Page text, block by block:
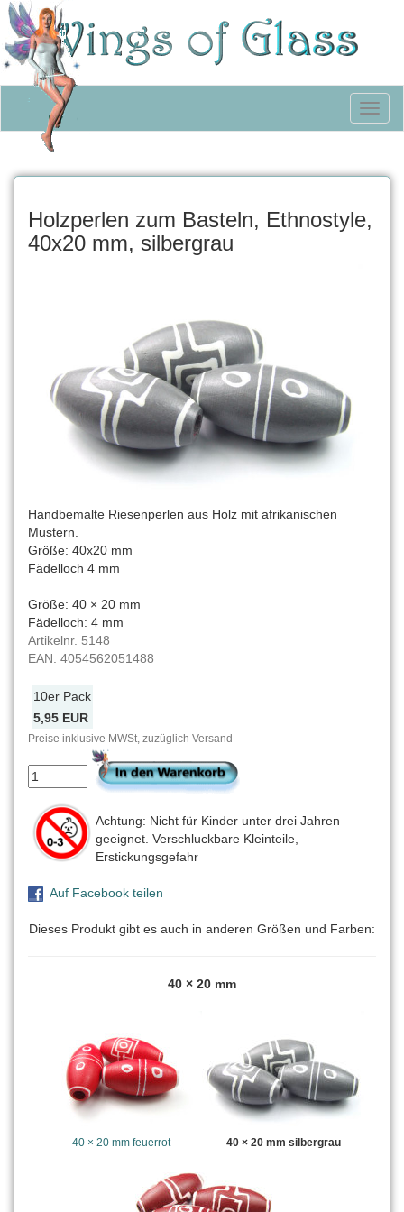
Holzperlen zum Basteln, Ethnostyle,
40x20 mm, silbergrau
Handbemalte Riesenperlen aus Holz mit afrikanischen
Mustern.
Größe: 40x20 mm
Fädelloch 4 mm
Größe: 40 × 20 mm
Fädelloch: 4 mm
Artikelnr. 5148
EAN: 4054562051488
10er Pack
5,95 EUR
Preise inklusive MWSt, zuzüglich Versand
Achtung: Nicht für Kinder unter drei Jahren
geeignet. Verschluckbare Kleinteile,
Erstickungsgefahr
Auf Facebook teilen
Dieses Produkt gibt es auch in anderen Größen und Farben:
40 × 20 mm
40 × 20 mm feuerrot 40 × 20 mm silbergrau